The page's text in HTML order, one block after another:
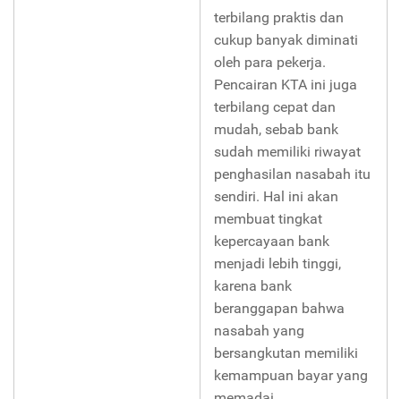
terbilang praktis dan
cukup banyak diminati
oleh para pekerja.
Pencairan KTA ini juga
terbilang cepat dan
mudah, sebab bank
sudah memiliki riwayat
penghasilan nasabah itu
sendiri. Hal ini akan
membuat tingkat
kepercayaan bank
menjadi lebih tinggi,
karena bank
beranggapan bahwa
nasabah yang
bersangkutan memiliki
kemampuan bayar yang